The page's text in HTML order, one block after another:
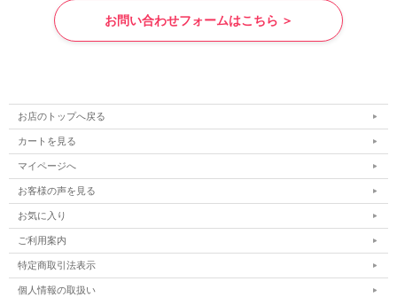
お問い合わせフォームはこちら ＞
お店のトップへ戻る
カートを見る
マイページへ
お客様の声を見る
お気に入り
ご利用案内
特定商取引法表示
個人情報の取扱い